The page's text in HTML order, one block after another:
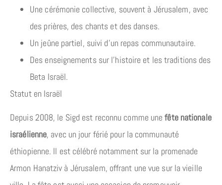
Une cérémonie collective, souvent à Jérusalem, avec
des prières, des chants et des danses.
Un jeûne partiel, suivi d’un repas communautaire.
Des enseignements sur l’histoire et les traditions des
Beta Israël.
Statut en Israël
Depuis 2008, le Sigd est reconnu comme unefête nationale
israélienne, avec un jour férié pour la communauté
éthiopienne. Il est célébré notamment sur la promenade
Armon Hanatziv à Jérusalem, offrant une vue sur la vieille